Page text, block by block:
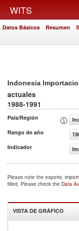
WITS
Datos Básicos Resumen
Indonesia
actuales
1988-1991
País/Región
Rango de año
Indicador
Please note the exports,
filled. Please check the Data
VISTA DE GRÁFICO